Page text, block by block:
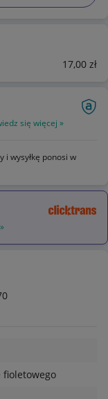
17,00 zł
się więcej »
i wysyłkę ponosi w
fioletowego